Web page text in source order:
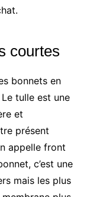
courtes
bonnets en
tulle est une
et
présent
appelle front
c’est une
mais les plus